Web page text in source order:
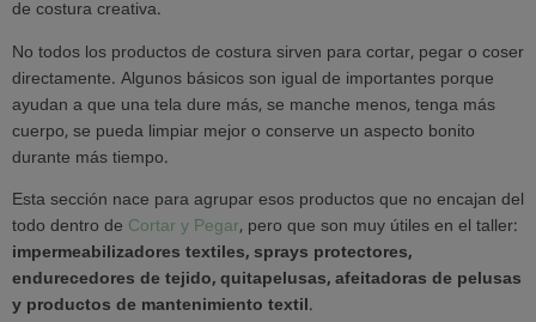
de costura creativa.
No todos los productos de costura sirven para cortar, pegar o coser
directamente. Algunos básicos son igual de importantes porque
ayudan a que una tela dure más, se manche menos, tenga más
cuerpo, se pueda limpiar mejor o conserve un aspecto bonito
durante más tiempo.
Esta sección nace para agrupar esos productos que no encajan del
todo dentro de Cortar y Pegar, pero que son muy útiles en el taller:
impermeabilizadores textiles, sprays protectores,
endurecedores de tejido, quitapelusas, afeitadoras de pelusas
y productos de mantenimiento textil.